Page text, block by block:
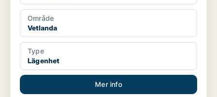
Område
Vetlanda
Type
Lägenhet
Mer info